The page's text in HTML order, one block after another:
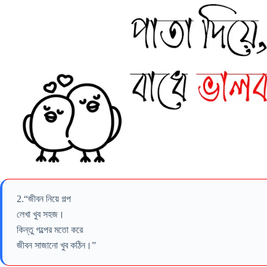
2.“জীবন নিয়ে গল্প
লেখা খুব সহজ।
কিন্তু গল্পের মতাে করে
জীবন সাজানাে খুব কঠিন।”